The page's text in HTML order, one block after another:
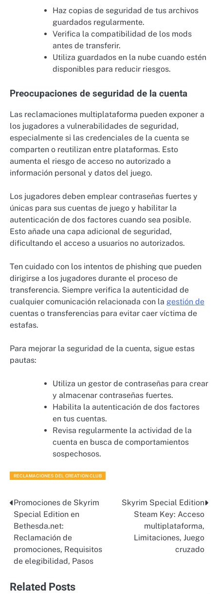
Haz copias de seguridad de tus archivos
guardados regularmente.
Verifica la compatibilidad de los mods
antes de transferir.
Utiliza guardados en la nube cuando estén
disponibles para reducir riesgos.
Preocupaciones de seguridad de la cuenta
Las reclamaciones multiplataforma pueden exponer a
los jugadores a vulnerabilidades de seguridad,
especialmente si las credenciales de la cuenta se
comparten o reutilizan entre plataformas. Esto
aumenta el riesgo de acceso no autorizado a
información personal y datos del juego.
Los jugadores deben emplear contraseñas fuertes y
únicas para sus cuentas de juego y habilitar la
autenticación de dos factores cuando sea posible.
Esto añade una capa adicional de seguridad,
dificultando el acceso a usuarios no autorizados.
Ten cuidado con los intentos de phishing que pueden
dirigirse a los jugadores durante el proceso de
transferencia. Siempre verifica la autenticidad de
cualquier comunicación relacionada con la gestión de
cuentas o transferencias para evitar caer víctima de
estafas.
Para mejorar la seguridad de la cuenta, sigue estas
pautas:
Utiliza un gestor de contraseñas para crear
y almacenar contraseñas fuertes.
Habilita la autenticación de dos factores
en tus cuentas.
Revisa regularmente la actividad de la
cuenta en busca de comportamientos
sospechosos.
RECLAMACIONES DEL CREATION CLUB
Post
navigation
Promociones de Skyrim
Special Edition en
Bethesda.net:
Reclamación de
promociones, Requisitos
de elegibilidad, Pasos
Skyrim Special Edition
Steam Key: Acceso
multiplataforma,
Limitaciones, Juego
cruzado
Related Posts